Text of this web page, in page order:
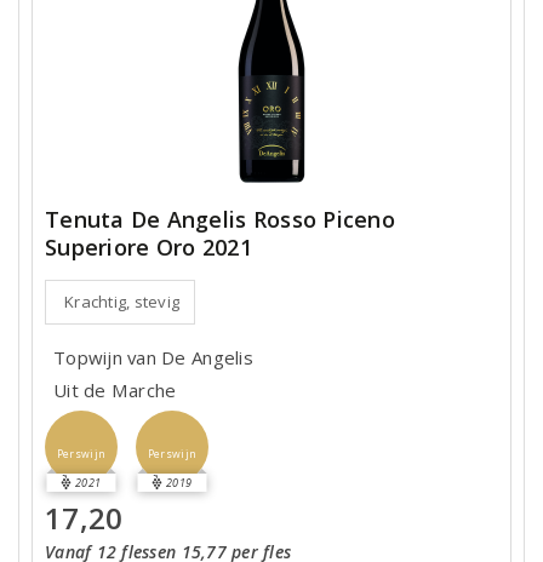
Tenuta De Angelis Rosso Piceno
Superiore Oro 2021
Krachtig, stevig
Topwijn van De Angelis
Uit de Marche
Perswijn
2021
Perswijn
2019
17,20
Vanaf 12 flessen 15,77 per fles